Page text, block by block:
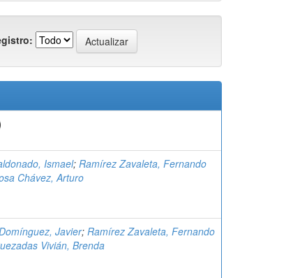
Ismael; Ramírez Zavaleta, Fernando
Chávez, Arturo
Javier; Ramírez Zavaleta, Fernando
Vivián, Brenda